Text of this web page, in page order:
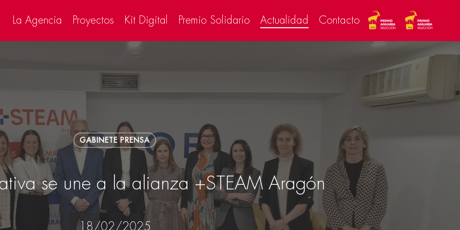
La Agencia Proyectos Kit Digital Premio Solidario Actualidad Contacto
GABINETE PRENSA
se une a la alianza +STEAM Aragón
18/02/2025